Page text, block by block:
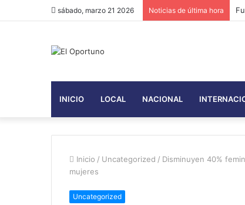
sábado, marzo 21 2026 Noticias de última hora
INICIO LOCAL NACIONAL
Inicio / Uncategorized / Disminuyen 40%
mujeres
Uncategorized